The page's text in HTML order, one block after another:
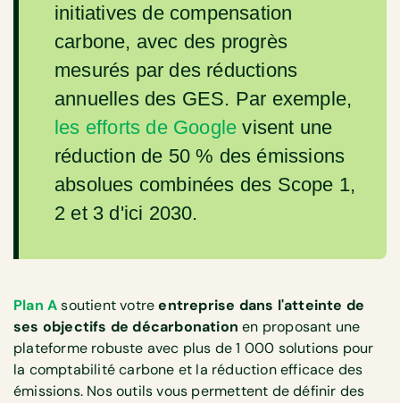
initiatives de compensation
carbone, avec des progrès
mesurés par des réductions
annuelles des GES. Par exemple,
les efforts de Google visent une
réduction de 50 % des émissions
absolues combinées des Scope 1,
2 et 3 d'ici 2030.
Plan A soutient votreentreprise dans l'atteinte de
ses objectifs de décarbonation en proposant une
plateforme robuste avec plus de 1 000 solutions pour
la comptabilité carbone et la réduction efficace des
émissions. Nos outils vous permettent de définir des